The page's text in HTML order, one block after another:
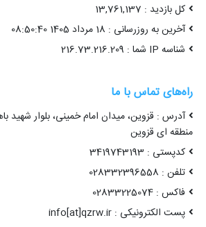
کل بازدید : 13,761,137
آخرین به روزرسانی : 18 مرداد 1405 08:50:40
شناسه IP شما : 216.73.216.209
راه‌های تماس با ما
آدرس : قزوین، میدان امام خمینی، بلوار شهید
منطقه ای قزوین
کدپستی : 3419743193
تلفن : 028332396558
فاکس : 02833225074
پست الکترونیکی : info[at]qzrw.ir